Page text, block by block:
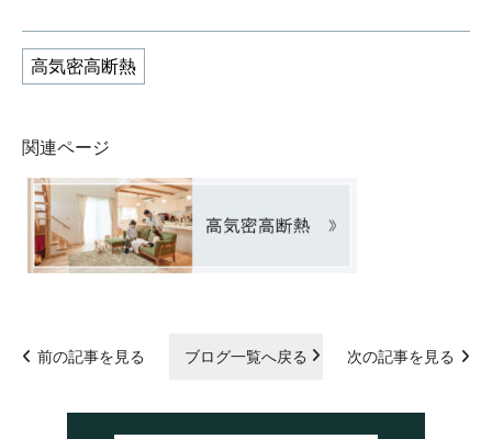
高気密高断熱
関連ページ
前の記事を見る ブログ一覧へ戻る 次の記事を見る